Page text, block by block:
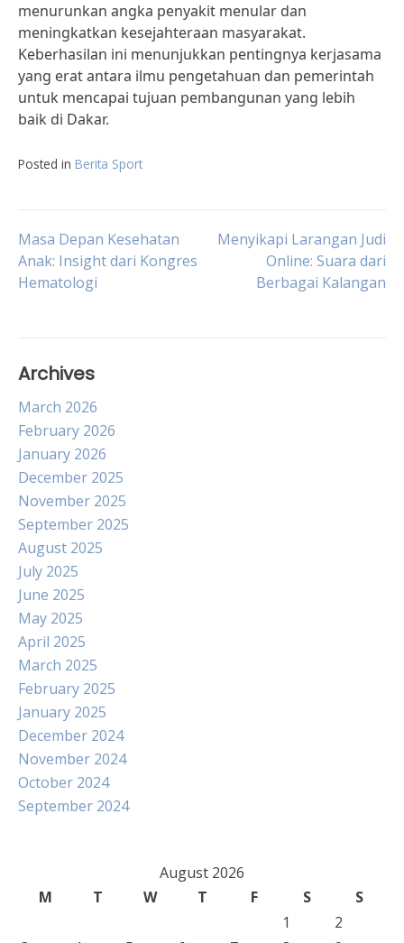
menurunkan angka penyakit menular dan
meningkatkan kesejahteraan masyarakat.
Keberhasilan ini menunjukkan pentingnya kerjasama
yang erat antara ilmu pengetahuan dan pemerintah
untuk mencapai tujuan pembangunan yang lebih
baik di Dakar.
Posted in Berita Sport
Post
navigation
Masa Depan Kesehatan
Anak: Insight dari Kongres
Hematologi
Menyikapi Larangan Judi
Online: Suara dari
Berbagai Kalangan
Archives
March 2026
February 2026
January 2026
December 2025
November 2025
September 2025
August 2025
July 2025
June 2025
May 2025
April 2025
March 2025
February 2025
January 2025
December 2024
November 2024
October 2024
September 2024
August 2026
M
T W T F S
S
1
2